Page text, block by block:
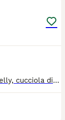
Particolarissima colorazione di pesca di Nelly, cucciola di gravissima stazza che non tutti posseggono..! È dolcissima, fa continuamente le fusa, ti fa le coccole e ti segue ovunque, è giocherellona, molto buona, non graffia. Adatta ai bambini, agli altri animali di casa. Ha pedigree Anfi. Siamo a Pesaro ma arriviamo fino a Roma.